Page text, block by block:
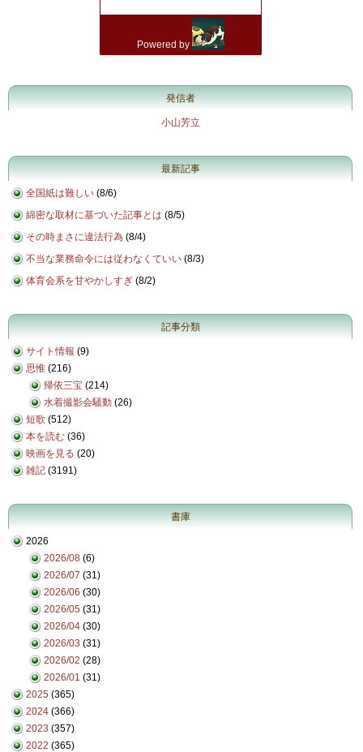
発信者
小山芳立
最新記事
全国紙は難しい (8/6)
綿密な取材に基づいた記事とは (8/5)
その時まさに違法行為 (8/4)
不当な業務命令には従わなくていい (8/3)
体育会系を甘やかしすぎ (8/2)
記事分類
サイト情報 (9)
思惟 (216)
帰依三宝 (214)
水着撮影会騒動 (26)
短歌 (512)
本を読む (36)
映画を見る (20)
雑記 (3191)
書庫
2026
2026/08 (6)
2026/07 (31)
2026/06 (30)
2026/05 (31)
2026/04 (30)
2026/03 (31)
2026/02 (28)
2026/01 (31)
2025 (365)
2024 (366)
2023 (357)
2022 (365)